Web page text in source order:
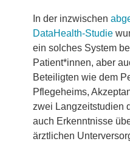
In der inzwischen
DataHealth-Studie
ein solches System
Patient*innen, aber
Beteiligten wie dem
Pflegeheims,
zwei Langzeitstudien
auch Erkenntnisse
ärztlichen